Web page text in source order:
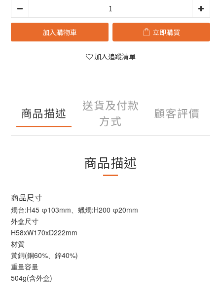
加入購物車 立即購買
加入追蹤清單
商品描述
送貨及付款
方式
顧客評價
商品描述
商品尺寸
燭台:H45 φ103mm、蠟燭:H200 φ20mm
外盒尺寸
H58xW170xD222mm
材質
黃銅(銅60%、鋅40%)
重量容量
504g(含外盒)